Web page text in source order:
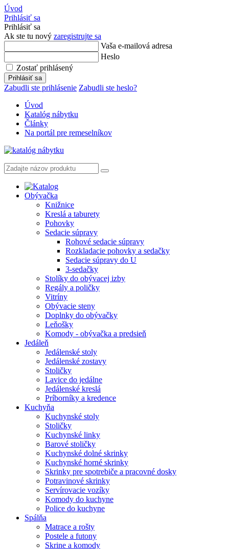
Úvod
Prihlásiť sa
Prihlásiť sa
Ak ste tu nový zaregistrujte sa
Vaša e-mailová adresa
Heslo
Zostať prihlásený
Prihlásiť sa
Zabudli ste prihlásenie Zabudli ste heslo?
Úvod
Katalóg nábytku
Články
Na portál pre remeselníkov
Obývačka
Knižnice
Kreslá a taburety
Pohovky
Sedacie súpravy
Rohové sedacie súpravy
Rozkladacie pohovky a sedačky
Sedacie súpravy do U
3-sedačky
Stolíky do obývacej izby
Regály a poličky
Vitríny
Obývacie steny
Doplnky do obývačky
Leňošky
Komody - obývačka a predsieň
Jedáleň
Jedálenské stoly
Jedálenské zostavy
Stoličky
Lavice do jedálne
Jedálenské kreslá
Príborníky a kredence
Kuchyňa
Kuchynské stoly
Stoličky
Kuchynské linky
Barové stoličky
Kuchynské dolné skrinky
Kuchynské horné skrinky
Skrinky pre spotrebiče a pracovné dosky
Potravinové skrinky
Servírovacie vozíky
Komody do kuchyne
Police do kuchyne
Spálňa
Matrace a rošty
Postele a futony
Skrine a komody